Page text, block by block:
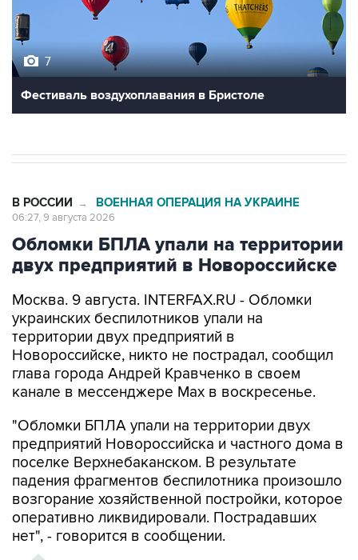
7
Фестиваль воздухоплавания в Бристоле
В РОССИИ → ВОЕННАЯ ОПЕРАЦИЯ НА УКРАИНЕ
06:27, 9 августа 2026
Обломки БПЛА упали на территории
двух предприятий в Новороссийске
Москва. 9 августа. INTERFAX.RU - Обломки
украинских беспилотников упали на
территории двух предприятий в
Новороссийске, никто не пострадал, сообщил
глава города Андрей Кравченко в своем
канале в мессенджере Max в воскресенье.
"Обломки БПЛА упали на территории двух
предприятий Новороссийска и частного дома в
поселке Верхнебаканском. В результате
падения фрагментов беспилотника произошло
возгорание хозяйственной постройки, которое
оперативно ликвидировали. Пострадавших
нет", - говорится в сообщении.